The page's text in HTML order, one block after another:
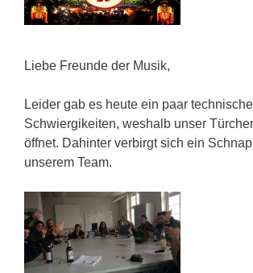
Liebe Freunde der Musik,
Leider gab es heute ein paar technische
Schwiergikeiten, weshalb unser
öffnet. Dahinter verbirgt sich ein
unserem Team.